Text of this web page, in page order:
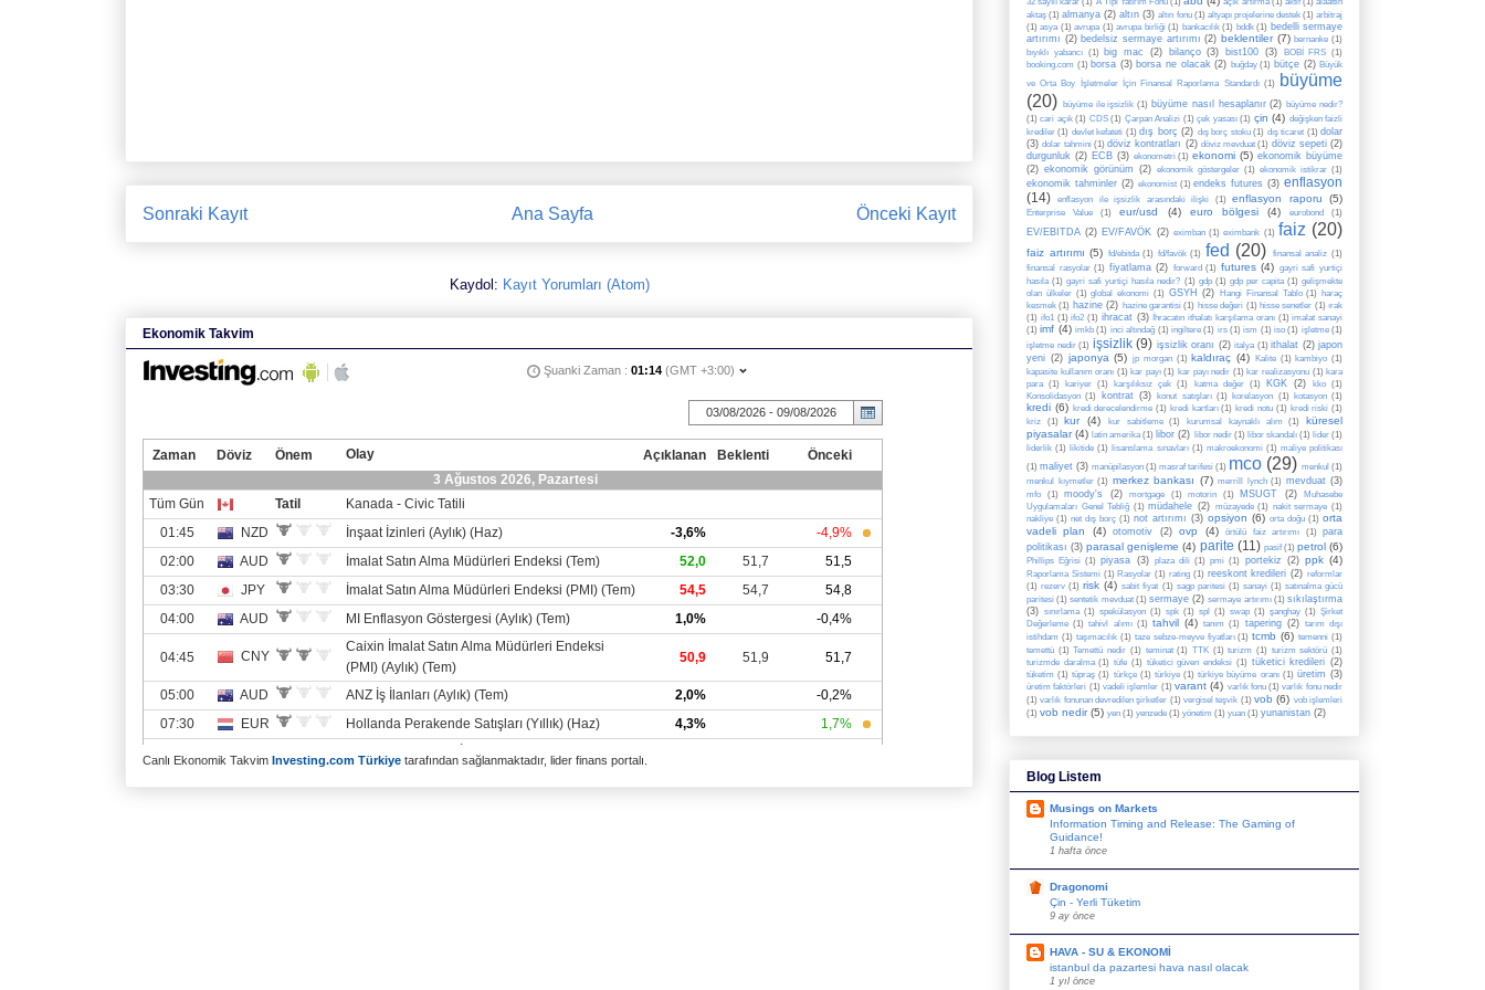
Sonraki Kayıt Önceki Kayıt
Ana Sayfa
Kaydol: Kayıt Yorumları (Atom)
Ekonomik Takvim
Canlı Ekonomik Takvim Investing.com Türkiye tarafından sağlanmaktadır, lider finans portalı.
32 sayılı karar (1) A Tipi Yatırım Fonu (1) açık artırma (1) aktif (1) alaattin
aktaş (1) almanya (2) altın (3) altın fonu (1) altyapı projelerine destek (1) arbitraj
(1) asya (1) avrupa (1) avrupa birliği (1) bankacılık (1) bddk (1) bedelli sermaye
artırımı (2) bedelsiz sermaye artırımı (2) beklentiler (7) bernanke (1)
bıyıklı yabancı (1) big mac (2) bilanço (3) bist100 (3) BOBİ FRS (1)
booking.com (1) borsa (3) borsa ne olacak (2) buğday (1) bütçe (2) Büyük
ve Orta Boy İşletmeler İçin Finansal Raporlama Standardı (1)
büyüme
(20)
büyüme ile işsizlik (1) büyüme nasıl hesaplanır (2) büyüme nedir?
(1) cari açık (1) CDS (1) Çarpan Analizi (1) çek yasası (1) çin (4) değişken faizli
krediler (1) devlet kefateti (1) dış borç (2) dış borç stoku (1) dış ticaret (1) dolar
(3) dolar tahmini (1) döviz kontratları (2) döviz mevduat (1) döviz sepeti (2)
durgunluk (2) ECB (3) ekonometri (1) ekonomi (5) ekonomik büyüme
(2) ekonomik görünüm (2) ekonomik göstergeler (1) ekonomik istikrar (1)
ekonomik tahminler (2) ekonomist (1) endeks futures (3) enflasyon
(14)
enflasyon ile işsizlik arasındaki ilişki (1) enflasyon raporu (5)
Enterprise Value (1) eur/usd (4) euro bölgesi (4) eurobond (1)
EV/EBITDA (2) EV/FAVÖK (2) eximban (1) eximbank (1) faiz (20)
faiz artırımı (5) fd/ebitda (1) fd/favök (1) fed (20) finansal analiz (1)
finansal rasyolar (1) fiyatlama (2) forward (1) futures (4) gayri safi yurtiçi
hasıla (1) gayri safi yurtiçi hasıla nedir? (1) gdp (1) gdp per capita (1) gelişmekte
olan ülkeler (1) global ekonomi (1) GSYH (2) Hangi Finansal Tablo (1)
haraç
kesmek (1) hazine (2) hazine garantisi (1) hisse değeri (1) hisse senetler (1) ırak
(1) ifo1 (1) ifo2 (1) ihracat (3) İhracatın ithalatı karşılama oranı (1) imalat sanayi
(1) imf (4) imkb (1) inci altındağ (1) ingiltere (1) irs (1) ism (1) iso (1) işletme (1)
işletme nedir (1) işsizlik (9) işsizlik oranı (2) italya (1) ithalat (2) japon
yeni (2) japonya (5) jp morgan (1) kaldıraç (4) Kalite (1) kambiyo (1)
kapasite kullanım oranı (1) kar payı (1) kar payı nedir (1) kar realizasyonu (1) kara
para (1) kariyer (1) karşılıksız çek (1) katma değer (1) KGK (2) kko (1)
Konsolidasyon (1) kontrat (3) konut satışları (1) korelasyon (1) kotasyon (1)
kredi (6) kredi derecelendirme (1) kredi kartları (1) kredi notu (1) kredi riski (1)
kriz
(1) kur (4) kur sabitleme (1) kurumsal kaynaklı alım (1)
küresel
piyasalar (4) latin amerika (1) libor (2) libor nedir (1) libor skandalı (1) lider (1)
liderlik (1) likitide (1) lisanslama sınavları (1) makroekonomi (1) maliye politikası
(1) maliyet (3) manüpilasyon (1) masraf tarifesi (1) mco (29) menkul (1)
menkul kıymetler (1) merkez bankası (7) merrill lynch (1) mevduat (3)
mfo (1) moody's (2) mortgage (1) motorin (1) MSUGT (2)
Muhasebe
Uygulamaları Genel Tebliğ (1) müdahele (2) müzayede (1) nakit sermaye (1)
nakliye (1) net dış borç (1) not artırımı (3) opsiyon (6) orta doğu (1) orta
vadeli plan
(4) otomotiv (2) ovp (4) örtülü faiz artırımı (1)
para
politikası (3) parasal genişleme (4) parite (11) pasif (1) petrol (6)
Phillips Eğrisi (1) piyasa (3) plaza dili (1) pmi (1) portekiz (2) ppk (4)
Raporlama Sistemi (1) Rasyolar (1) rating (1) reeskont kredileri (2) reformlar
(1) rezerv (1) risk (4) sabit fiyat (1) sagp paritesi (1) sanayi (1) satınalma gücü
paritesi (1) sentetik mevduat (1) sermaye (2) sermaye artırımı (1) sıkılaştırma
(3) sınırlama (1) spekülasyon (1) spk (1) spl (1) swap (1) şanghay (1) Şirket
Değerleme (1) tahivl alımı (1) tahvil (4) tanım (1) tapering (2) tarım dışı
istihdam (1) taşımacılık (1) taze sebze-meyve fiyatları (1) tcmb (6) temenni (1)
temettü (1) Temettü nedir (1) teminat (1) TTK (1) turizm (1) turizm sektörü (1)
turizmde daralma (1) tüfe (1) tüketici güven endeksi (1) tüketici kredileri (2)
tüketim (1) tüpraş (1) türkçe (1) türkiye (1) türkiye büyüme oranı (1) üretim (3)
üretim faktörleri (1) vadeli işlemler (1) varant (4) varlık fonu (1) varlık fonu nedir
(1) varlık fonunan devredilen şirketler (1) vergisel teşvik (1) vob (6) vob işlemleri
(1) vob nedir (5) yen (1) yenzede (1) yönetim (1) yuan (1) yunanistan (2)
Blog Listem
Musings on Markets
Information Timing and Release: The Gaming of
Guidance!
1 hafta önce
Dragonomi
Çin - Yerli Tüketim
9 ay önce
HAVA - SU & EKONOMİ
istanbul da pazartesi hava nasıl olacak
1 yıl önce